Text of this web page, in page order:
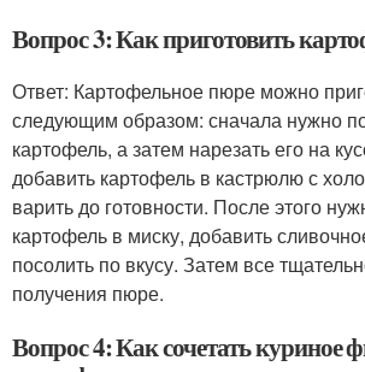
Вопрос 3: Как приготовить
Ответ: Картофельное пюре можно
следующим образом: сначала нужно
картофель, а затем нарезать его на
добавить картофель в кастрюлю с
варить до готовности. После этого
картофель в миску, добавить
посолить по вкусу. Затем все
получения пюре.
Вопрос 4: Как сочетать куриное